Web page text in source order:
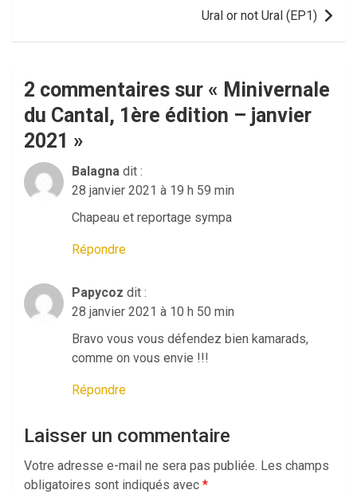
Ural or not Ural (EP1)
2 commentaires sur « Minivernale
du Cantal, 1ère édition – janvier
2021 »
Balagna dit :
28 janvier 2021 à 19 h 59 min
Chapeau et reportage sympa
Répondre
Papycoz dit :
28 janvier 2021 à 10 h 50 min
Bravo vous vous défendez bien kamarads,
comme on vous envie !!!
Répondre
Laisser un commentaire
Votre adresse e-mail ne sera pas publiée. Les champs
obligatoires sont indiqués avec *